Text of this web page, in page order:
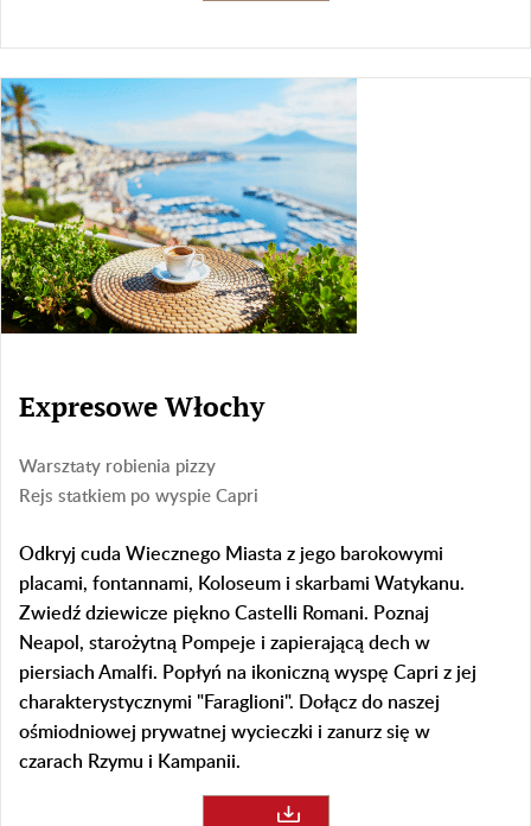
Expresowe Włochy
Warsztaty robienia pizzy
Rejs statkiem po wyspie Capri
Odkryj cuda Wiecznego Miasta z jego barokowymi
placami, fontannami, Koloseum i skarbami Watykanu.
Zwiedź dziewicze piękno Castelli Romani. Poznaj
Neapol, starożytną Pompeje i zapierającą dech w
piersiach Amalfi. Popłyń na ikoniczną wyspę Capri z jej
charakterystycznymi "Faraglioni". Dołącz do naszej
ośmiodniowej prywatnej wycieczki i zanurz się w
czarach Rzymu i Kampanii.